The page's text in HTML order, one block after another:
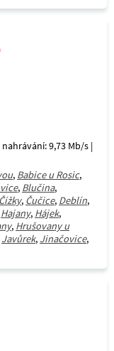
9,73 Mb/s |
, Babice u Rosic,
, Blučina,
Čížky, Čučice, Deblín,
Hajany, Hájek,
, Hrušovany u
Javůrek, Jinačovice,